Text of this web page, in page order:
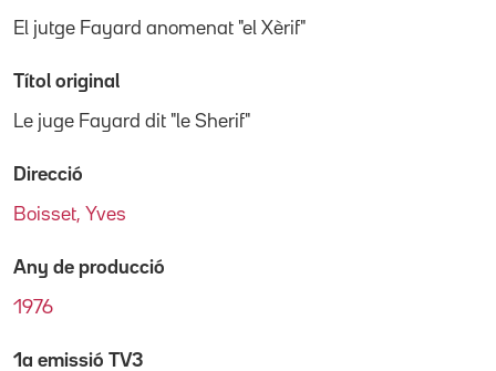
El jutge Fayard anomenat "el Xèrif"
Títol original
Le juge Fayard dit "le Sherif"
Direcció
Boisset, Yves
Any de producció
1976
1a emissió TV3